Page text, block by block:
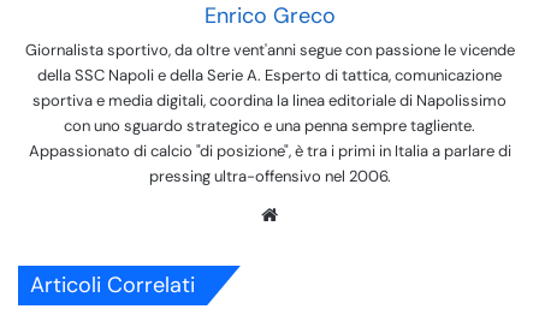
Enrico Greco
Giornalista sportivo, da oltre vent'anni segue con passione le vicende
della SSC Napoli e della Serie A. Esperto di tattica, comunicazione
sportiva e media digitali, coordina la linea editoriale di Napolissimo
con uno sguardo strategico e una penna sempre tagliente.
Appassionato di calcio "di posizione", è tra i primi in Italia a parlare di
pressing ultra-offensivo nel 2006.
Articoli Correlati